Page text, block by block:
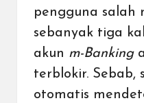
pengguna salah
sebanyak tiga
akun m-Banking
terblokir. Sebab,
otomatis